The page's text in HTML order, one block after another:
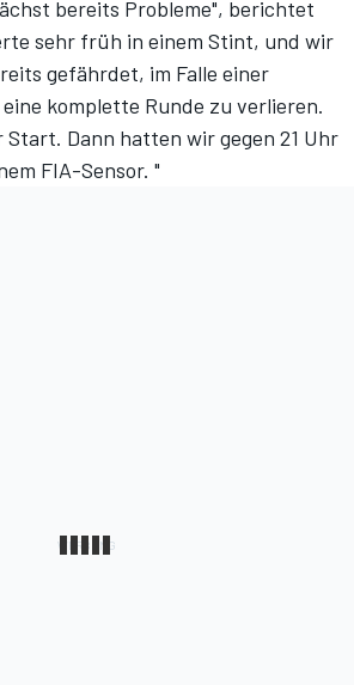
bereits Probleme", berichtet
sehr früh in einem Stint, und wir
gefährdet, im Falle einer
komplette Runde zu verlieren.
Start. Dann hatten wir gegen 21 Uhr
FIA-Sensor. "